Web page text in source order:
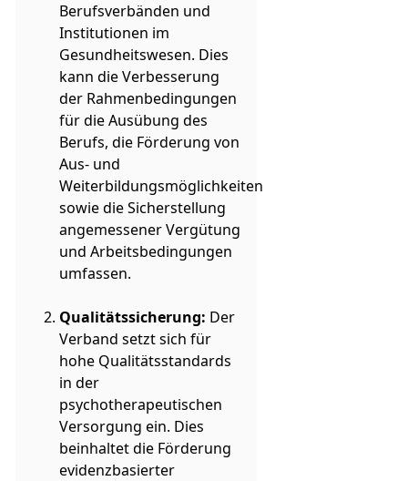
Berufsverbänden und
Institutionen im
Gesundheitswesen. Dies
kann die Verbesserung
der Rahmenbedingungen
für die Ausübung des
Berufs, die Förderung von
Aus- und
Weiterbildungsmöglichkeiten
sowie die Sicherstellung
angemessener Vergütung
und Arbeitsbedingungen
umfassen.
Qualitätssicherung: Der
Verband setzt sich für
hohe Qualitätsstandards
in der
psychotherapeutischen
Versorgung ein. Dies
beinhaltet die Förderung
evidenzbasierter